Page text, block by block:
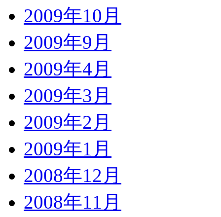
2009年10月
2009年9月
2009年4月
2009年3月
2009年2月
2009年1月
2008年12月
2008年11月